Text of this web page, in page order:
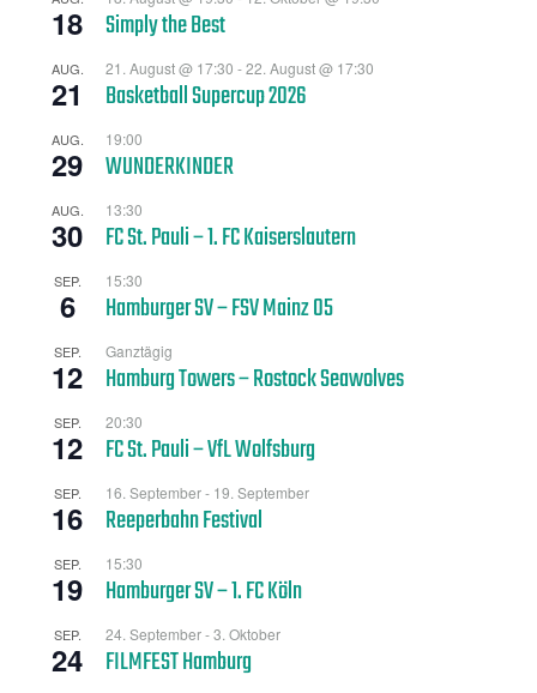
18 Simply the Best
AUG.
21
21. August @ 17:30 -22. August @ 17:30
Basketball Supercup 2026
AUG.
29
19:00
WUNDERKINDER
AUG.
30
13:30
FC St. Pauli – 1. FC Kaiserslautern
SEP.
6
15:30
Hamburger SV – FSV Mainz 05
SEP.
12
Ganztägig
Hamburg Towers – Rostock Seawolves
SEP.
12
20:30
FC St. Pauli – VfL Wolfsburg
SEP.
16
16. September- 19. September
Reeperbahn Festival
SEP.
19
15:30
Hamburger SV – 1. FC Köln
SEP.
24
24. September-3. Oktober
FILMFEST Hamburg